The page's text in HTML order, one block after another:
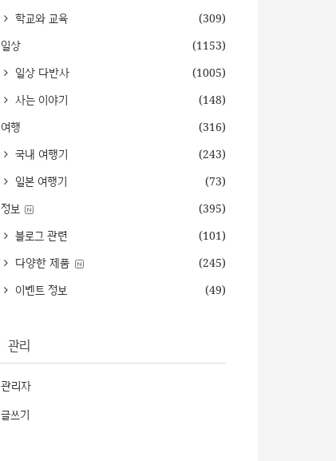
학교와 교육
(309)
일상
(1153)
일상 다반사
(1005)
사는 이야기
(148)
여행
(316)
국내 여행기
(243)
일본 여행기
(73)
정보
(395)
블로그 관련
(101)
다양한 제품
(245)
이벤트 정보
(49)
관리
관리자
글쓰기